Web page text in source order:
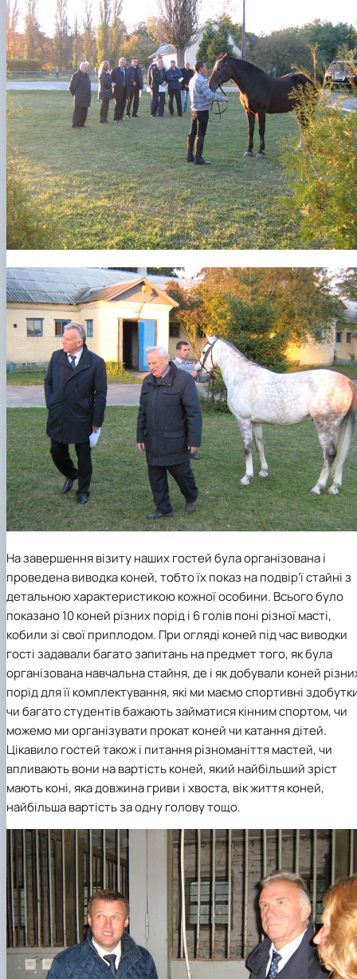
На завершення візиту наших гостей була організована і
проведена виводка коней, тобто їх показ на подвір’ї стайні з
детальною характеристикою кожної особини. Всього було
показано 10 коней різних порід і 6 голів поні різної масті,
кобили зі свої приплодом. При огляді коней під час виводки
гості задавали багато запитань на предмет того, як була
організована навчальна стайня, де і як добували коней
порід для її комплектування, які ми маємо спортивні
чи багато студентів бажають займатися кінним спортом, чи
можемо ми організувати прокат коней чи катання дітей.
Цікавило гостей також і питання різноманіття мастей, чи
впливають вони на вартість коней, який найбільший зріст
мають коні, яка довжина гриви і хвоста, вік життя коней,
найбільша вартість за одну голову тощо.